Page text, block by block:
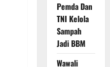
Pemda Dan
TNI Kelola
Sampah
Jadi BBM
Wawali